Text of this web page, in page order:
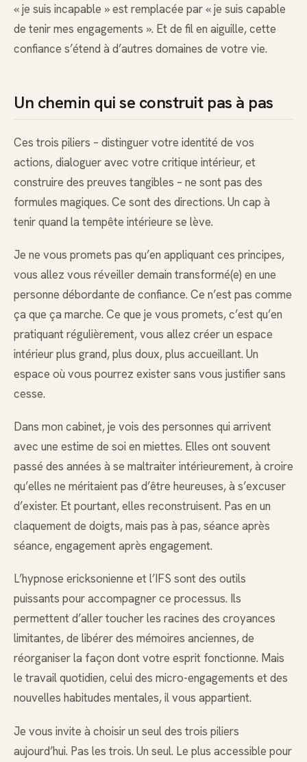
« je suis incapable » est remplacée par « je suis capable
de tenir mes engagements ». Et de fil en aiguille, cette
confiance s’étend à d’autres domaines de votre vie.
Un chemin qui se construit pas à pas
Ces trois piliers – distinguer votre identité de vos
actions, dialoguer avec votre critique intérieur, et
construire des preuves tangibles – ne sont pas des
formules magiques. Ce sont des directions. Un cap à
tenir quand la tempête intérieure se lève.
Je ne vous promets pas qu’en appliquant ces principes,
vous allez vous réveiller demain transformé(e) en une
personne débordante de confiance. Ce n’est pas comme
ça que ça marche. Ce que je vous promets, c’est qu’en
pratiquant régulièrement, vous allez créer un espace
intérieur plus grand, plus doux, plus accueillant. Un
espace où vous pourrez exister sans vous justifier sans
cesse.
Dans mon cabinet, je vois des personnes qui arrivent
avec une estime de soi en miettes. Elles ont souvent
passé des années à se maltraiter intérieurement, à croire
qu’elles ne méritaient pas d’être heureuses, à s’excuser
d’exister. Et pourtant, elles reconstruisent. Pas en un
claquement de doigts, mais pas à pas, séance après
séance, engagement après engagement.
L’hypnose ericksonienne et l’IFS sont des outils
puissants pour accompagner ce processus. Ils
permettent d’aller toucher les racines des croyances
limitantes, de libérer des mémoires anciennes, de
réorganiser la façon dont votre esprit fonctionne. Mais
le travail quotidien, celui des micro-engagements et des
nouvelles habitudes mentales, il vous appartient.
Je vous invite à choisir un seul des trois piliers
aujourd’hui. Pas les trois. Un seul. Le plus accessible pour